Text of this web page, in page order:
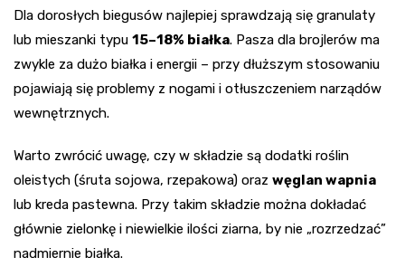
Dla dorosłych biegusów najlepiej sprawdzają się granulaty
lub mieszanki typu 15–18% białka. Pasza dla brojlerów ma
zwykle za dużo białka i energii – przy dłuższym stosowaniu
pojawiają się problemy z nogami i otłuszczeniem narządów
wewnętrznych.
Warto zwrócić uwagę, czy w składzie są dodatki roślin
oleistych (śruta sojowa, rzepakowa) oraz węglan wapnia
lub kreda pastewna. Przy takim składzie można dokładać
głównie zielonkę i niewielkie ilości ziarna, by nie „rozrzedzać”
nadmiernie białka.